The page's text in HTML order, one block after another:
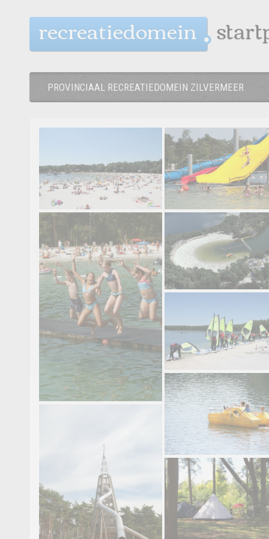
recreatiedomein
PROVINCIAAL RECREATIEDOMEIN ZILVERMEER